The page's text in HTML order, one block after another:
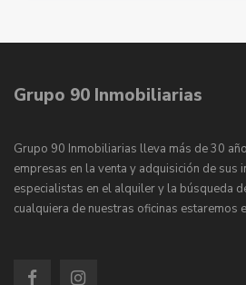
Grupo 90 Inmobiliarias
Grupo 90 Inmobiliarias lleva más de 30
empresas en la venta y adquisición de sus
especialistas en el alquiler y la búsqueda
cualquiera de nuestras oficinas estaremos